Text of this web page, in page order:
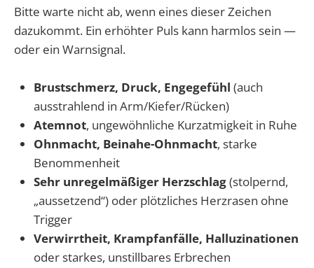
Bitte warte nicht ab, wenn eines dieser Zeichen
dazukommt. Ein erhöhter Puls kann harmlos sein —
oder ein Warnsignal.
Brustschmerz, Druck, Engegefühl (auch
ausstrahlend in Arm/Kiefer/Rücken)
Atemnot, ungewöhnliche Kurzatmigkeit in Ruhe
Ohnmacht, Beinahe-Ohnmacht, starke
Benommenheit
Sehr unregelmäßiger Herzschlag(stolpernd,
„aussetzend“) oder plötzliches Herzrasen ohne
Trigger
Verwirrtheit, Krampfanfälle, Halluzinationen
oder starkes, unstillbares Erbrechen